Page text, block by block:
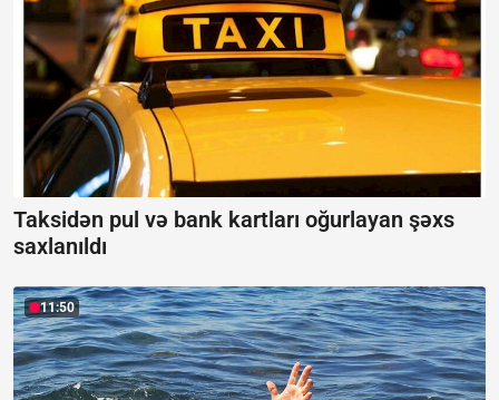
Taksidən pul və bank kartları oğurlayan şəxs
saxlanıldı
11:50